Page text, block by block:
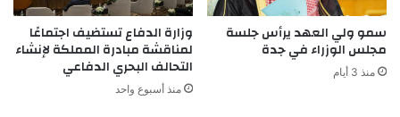
سمو ولي العهد يرأس جلسة
مجلس الوزراء في جدة
منذ 3 أيام
وزارة الدفاع تستضيف اجتماعًا
لمناقشة مبادرة المملكة لإنشاء
التحالف البحري الدفاعي
منذ أسبوع واحد